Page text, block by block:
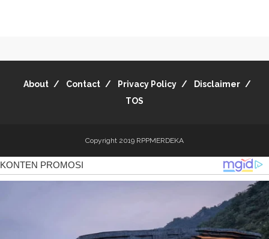
About Contact Privacy Policy
Disclaimer
TOS
Copyright 2019 RPPMERDEKA